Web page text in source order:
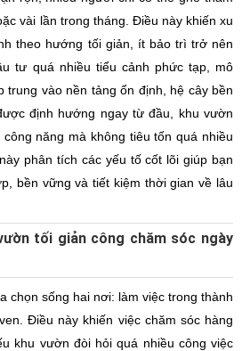
vài lần trong tháng. Điều này khiến xu
theo hướng tối giản, ít bảo trì trở nên
tư quá nhiều tiểu cảnh phức tạp, mô
trung vào nền tảng ổn định, hệ cây bền
định hướng ngay từ đầu, khu vườn
năng mà không tiêu tốn quá nhiều
phân tích các yếu tố cốt lõi giúp bạn
bền vững và tiết kiệm thời gian về lâu
tối giản công chăm sóc ngày
chọn sống hai nơi: làm việc trong thành
Điều này khiến việc chăm sóc hàng
khu vườn đòi hỏi quá nhiều công việc